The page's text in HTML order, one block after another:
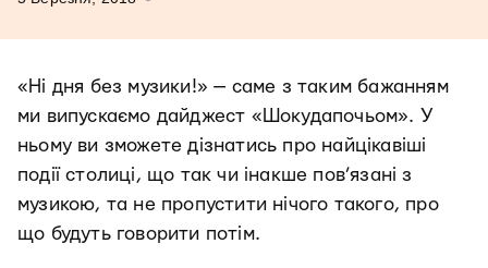
«Ні дня без музики!» — саме з таким бажанням
ми випускаємо дайджест «Шокудапочьом». У
ньому ви зможете дізнатись про найцікавіші
події столиці, що так чи інакше пов’язані з
музикою, та не пропустити нічого такого, про
що будуть говорити потім.